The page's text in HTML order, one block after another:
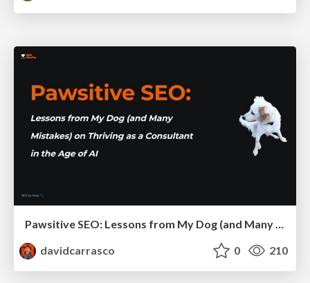
Pawsitive SEO: Lessons from My Dog (and Many Mistakes) on Thriving as a Consultant in the Age of AI
davidcarrasco
0 210